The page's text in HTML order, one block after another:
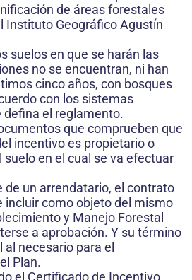
de áreas forestales
Instituto Geográfico Agustín
suelos en que se harán las
no se encuentran, ni han
cinco años, con bosques
con los sistemas
defina el reglamento.
que comprueben que
incentivo es propietario o
suelo en el cual se va efectuar
de un arrendatario, el contrato
incluir como objeto del mismo
y Manejo Forestal
a aprobación. Y su término
al necesario para el
Plan.
el Certificado de Incentivo